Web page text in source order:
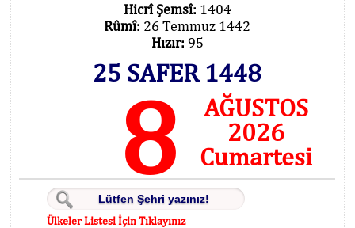
Hicrî Şemsî: 1404
Rûmî: 26 Temmuz 1442
Hızır: 95
25 SAFER 1448
8
AĞUSTOS
2026
Cumartesi
Ülkeler Listesi İçin Tıklayınız